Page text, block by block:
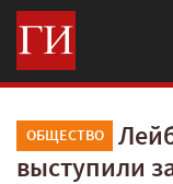
ОБЩЕСТВО
выступили